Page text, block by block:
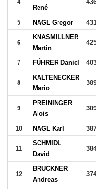
4
René
5 NAGL Gregor
6
KNASMILLNER
Martin
7 FÜHRER Daniel
8
KALTENECKER
Mario
9
PREININGER
Alois
10 NAGL Karl
11
SCHMIDL
David
12
BRUCKNER
Andreas